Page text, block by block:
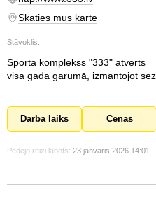
Skaties mūs kartē
Stāvoklis:
Sporta komplekss "333" atvērts
visa gada garumā, izmantojot
Darba laiks Cenas
Pēdējo reizi labots: 23.janvāris 2026 14:01